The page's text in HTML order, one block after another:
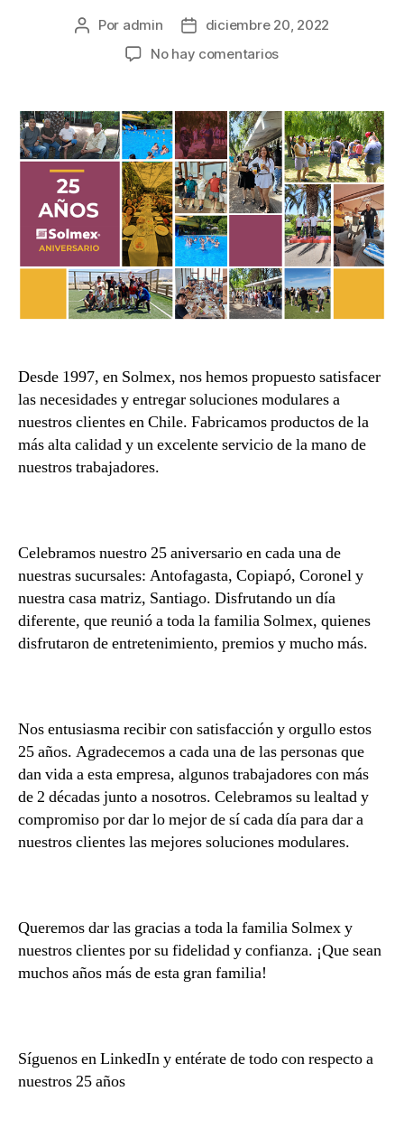
Por admin
diciembre 20, 2022
No hay comentarios
Desde 1997, en Solmex, nos hemos propuesto satisfacer
las necesidades y entregar soluciones modulares a
nuestros clientes en Chile. Fabricamos productos de la
más alta calidad y un excelente servicio de la mano de
nuestros trabajadores.
Celebramos nuestro 25 aniversario en cada una de
nuestras sucursales: Antofagasta, Copiapó, Coronel y
nuestra casa matriz, Santiago. Disfrutando un día
diferente, que reunió a toda la familia Solmex, quienes
disfrutaron de entretenimiento, premios y mucho más.
Nos entusiasma recibir con satisfacción y orgullo estos
25 años. Agradecemos a cada una de las personas que
dan vida a esta empresa, algunos trabajadores con más
de 2 décadas junto a nosotros. Celebramos su lealtad y
compromiso por dar lo mejor de sí cada día para dar a
nuestros clientes las mejores soluciones modulares.
Queremos dar las gracias a toda la familia Solmex y
nuestros clientes por su fidelidad y confianza. ¡Que sean
muchos años más de esta gran familia!
Síguenos en LinkedIn y entérate de todo con respecto a
nuestros 25 años